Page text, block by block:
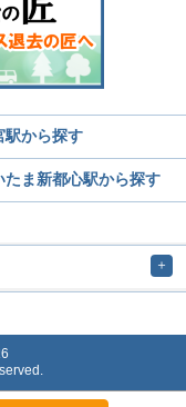
駅から探す
たま新都心駅から探す
＋